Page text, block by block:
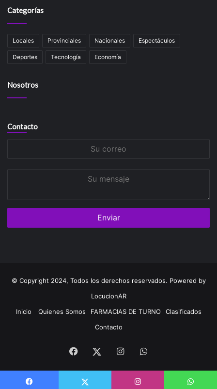
Categorías
Locales Provinciales Nacionales Espectáculos
Deportes Tecnología Economía
Nosotros
Contacto
© Copyright 2024, Todos los derechos reservados. Powered by
LocucionAR
Inicio
Quienes Somos FARMACIAS DE TURNO
Clasificados
Contacto
Facebook
TwitterInstagramWhatsapp